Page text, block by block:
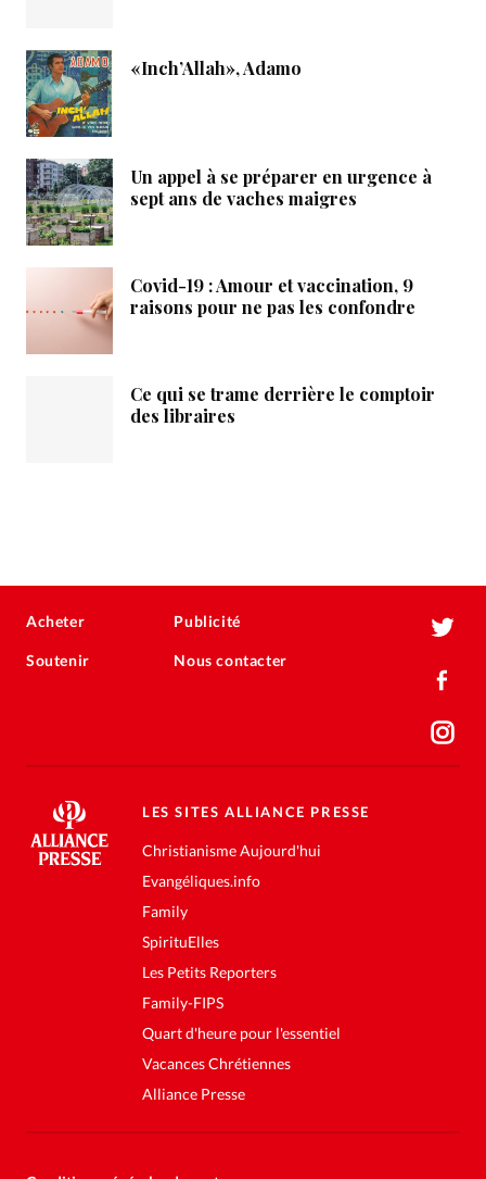
«Inch’Allah», Adamo
Un appel à se préparer en urgence à
sept ans de vaches maigres
Covid-19 : Amour et vaccination, 9
raisons pour ne pas les confondre
Ce qui se trame derrière le comptoir
des libraires
Acheter
Soutenir
Publicité
Nous contacter
LES SITES ALLIANCE PRESSE
Christianisme Aujourd'hui
Evangéliques.info
Family
SpirituElles
Les Petits Reporters
Family-FIPS
Quart d'heure pour l'essentiel
Vacances Chrétiennes
Alliance Presse